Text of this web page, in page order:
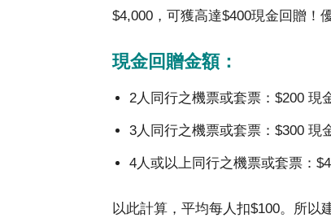
$4,000，可獲高達$400現金回贈！
現金回贈金額：
2人同行之機票或套票：$200 現
3人同行之機票或套票：$300 現
4人或以上同行之機票或套票：
以此計算，平均每人扣$100。所以